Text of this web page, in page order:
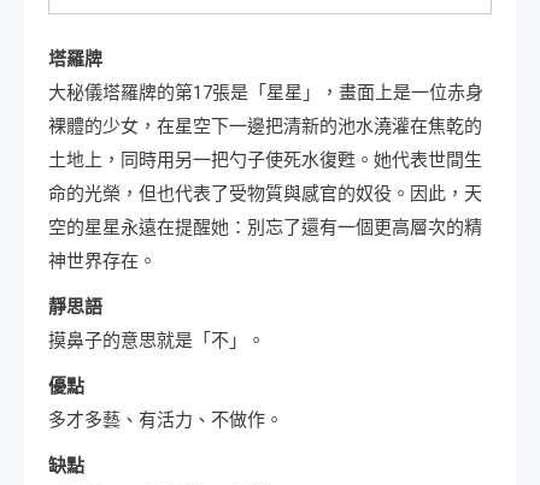
塔羅牌
大秘儀塔羅牌的第17張是「星星」，畫面上是一位赤身
裸體的少女，在星空下一邊把清新的池水澆灌在焦乾的
土地上，同時用另一把勺子使死水復甦。她代表世間生
命的光榮，但也代表了受物質與感官的奴役。因此，天
空的星星永遠在提醒她：別忘了還有一個更高層次的精
神世界存在。
靜思語
摸鼻子的意思就是「不」。
優點
多才多藝、有活力、不做作。
缺點